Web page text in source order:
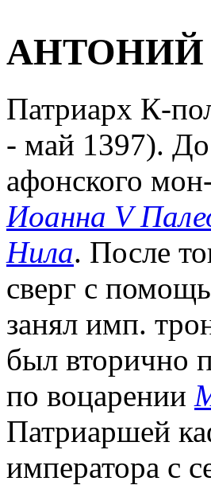
АНТОНИЙ
Патриарх К-
- май 1397).
афонского
Иоанна V
Нила. После
сверг с
занял имп.
был вторично
по воцарении
Патриаршей
императора с